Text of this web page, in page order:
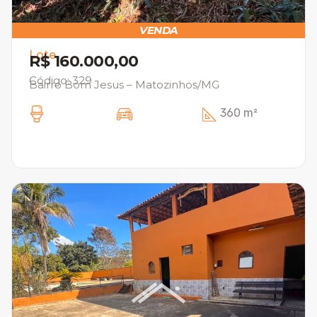
VENDA
Lote
R$ 160.000,00
Código: 329
Bairro Bom Jesus – Matozinhos/MG
360 m²